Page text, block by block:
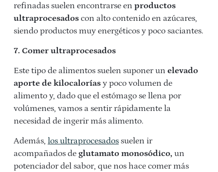
refinadas suelen encontrarse en productos
ultraprocesados con alto contenido en azúcares,
siendo productos muy energéticos y poco saciantes.
7. Comer ultraprocesados
Este tipo de alimentos suelen suponer un elevado
aporte de kilocalorías y poco volumen de
alimento y, dado que el estómago se llena por
volúmenes, vamos a sentir rápidamente la
necesidad de ingerir más alimento.
Además, los ultraprocesados suelen ir
acompañados de glutamato monosódico, un
potenciador del sabor, que nos hace comer más